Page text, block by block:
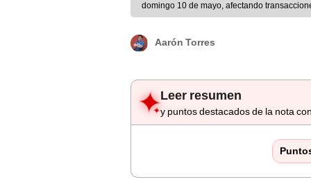
domingo 10 de mayo, afectando
Aarón Torres
Leer resumen
y puntos destacados de la nota